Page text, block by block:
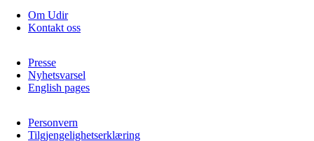
Om Udir
Kontakt oss
Presse
Nyhetsvarsel
English pages
Personvern
Tilgjengelighetserklæring